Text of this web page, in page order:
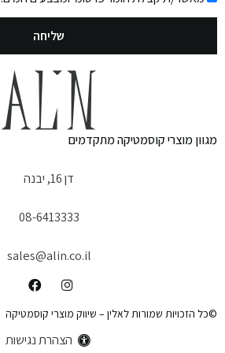
שליחה
מגוון מוצרי קוסמטיקה מתקדמים
דן 16, יבנה
08-6413333
sales@alin.co.il
©כל הזכויות שמורות לאלין – שיווק מוצרי קוסמטיקה
הצהרת נגישות